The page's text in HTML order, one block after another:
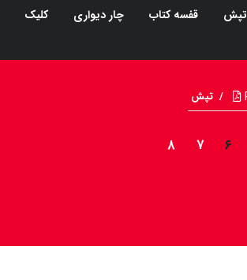
تپش قفسه کتاب چار دیواری کلیک
/ تپش
۶ ۷ ۸